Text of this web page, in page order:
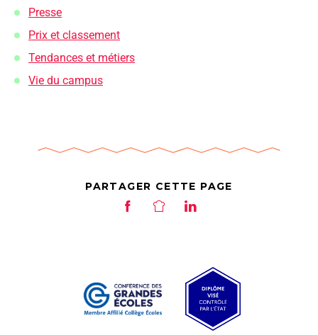
Presse
Prix et classement
Tendances et métiers
Vie du campus
PARTAGER CETTE PAGE